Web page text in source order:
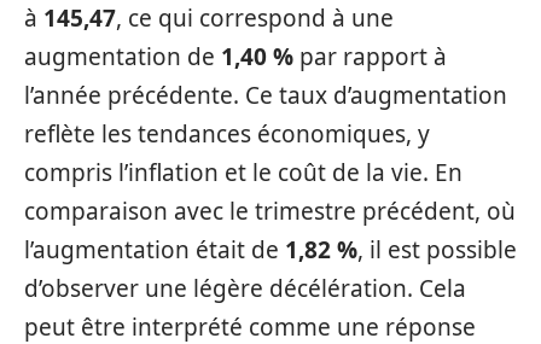
à 145,47, ce qui correspond à une
augmentation de 1,40 % par rapport à
l’année précédente. Ce taux d’augmentation
reflète les tendances économiques, y
compris l’inflation et le coût de la vie. En
comparaison avec le trimestre précédent, où
l’augmentation était de 1,82 %, il est possible
d’observer une légère décélération. Cela
peut être interprété comme une réponse